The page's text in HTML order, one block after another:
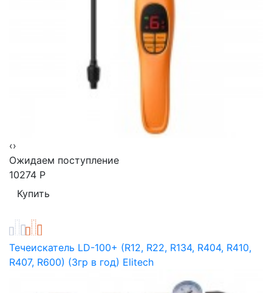
‹›
Ожидаем поступление
10274 Р
Течеискатель LD-100+ (R12, R22, R134, R404, R410,
R407, R600) (3гр в год) Elitech